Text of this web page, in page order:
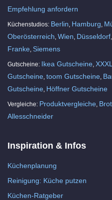
Empfehlung anfordern
Küchenstudios: Berlin Hamburg
Oberösterreich Wien Düsseldorf
Franke Siemens
Gutscheine: Ikea Gutscheine
Gutscheine toom Gutscheine
Gutscheine Höffner Gutscheine
Vergleiche: Produktvergleiche
Allesschneider
Inspiration & Infos
Küchenplanung
Reinigung: Küche putzen
Küchen-Ratgeber